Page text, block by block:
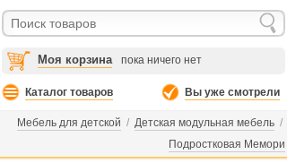
Моя корзина пока ничего нет
Каталог товаров Вы уже смотрели
Мебель для детской / Детская модульная мебель /
Подростковая Мемори